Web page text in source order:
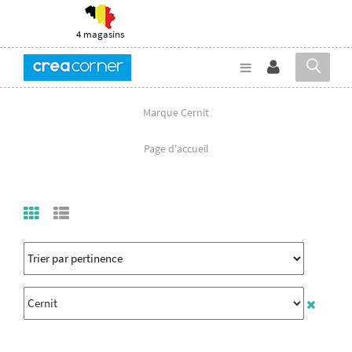
4 magasins
Marque Cernit
Page d'accueil